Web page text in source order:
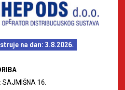
struje na dan: 3.8.2026.
SAJMIŠNA 16.